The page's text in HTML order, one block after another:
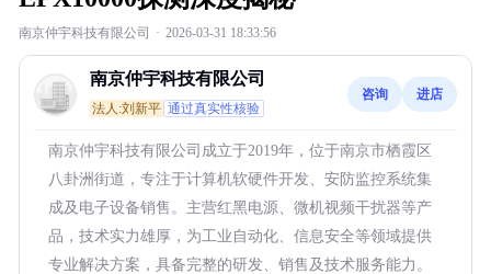
南京仲宇科技有限公司 · 2026-03-31 18:33:56
南京仲宇科技有限公司
法人:刘新平 通过真实性核验
咨询 进店
南京仲宇科技有限公司成立于2019年，位于南京市栖霞区
八卦洲街道，专注于计算机软硬件开发、安防监控系统集
成及电子设备销售。主营红黑电源、微机视频干扰器等产
品，技术实力雄厚，为工业自动化、信息安全等领域提供
专业解决方案，具备完整的研发、销售及技术服务能力。